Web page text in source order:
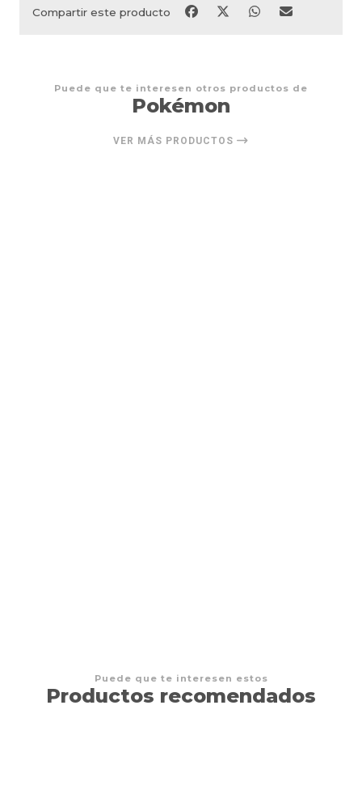
Compartir este producto
Puede que te interesen otros productos de
Pokémon
VER MÁS PRODUCTOS
Puede que te interesen estos
Productos recomendados